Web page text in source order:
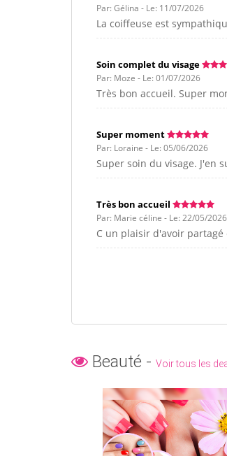
Par: Gélina - Le: 11/07/2026
La coiffeuse est
Soin complet du visage
Par: Moze - Le: 01/07/2026
Très bon accueil. Super
Super moment
Par: Loraine - Le: 05/06/2026
Super soin du visage. J'en
Très bon accueil
Par: Marie céline - Le: 22/05/2026
C un plaisir d'avoir
Beauté - Voir tous les